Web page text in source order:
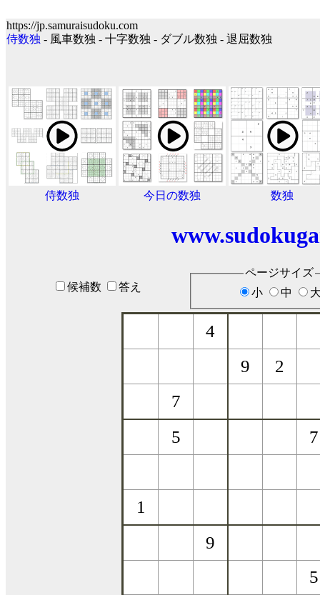
https://jp.samuraisudoku.com
侍数独 - 風車数独 - 十字数独 - ダブル数独 - 退屈数独
侍数独 今日の数独 数独
候補数 答え
ページサイズ
小
中